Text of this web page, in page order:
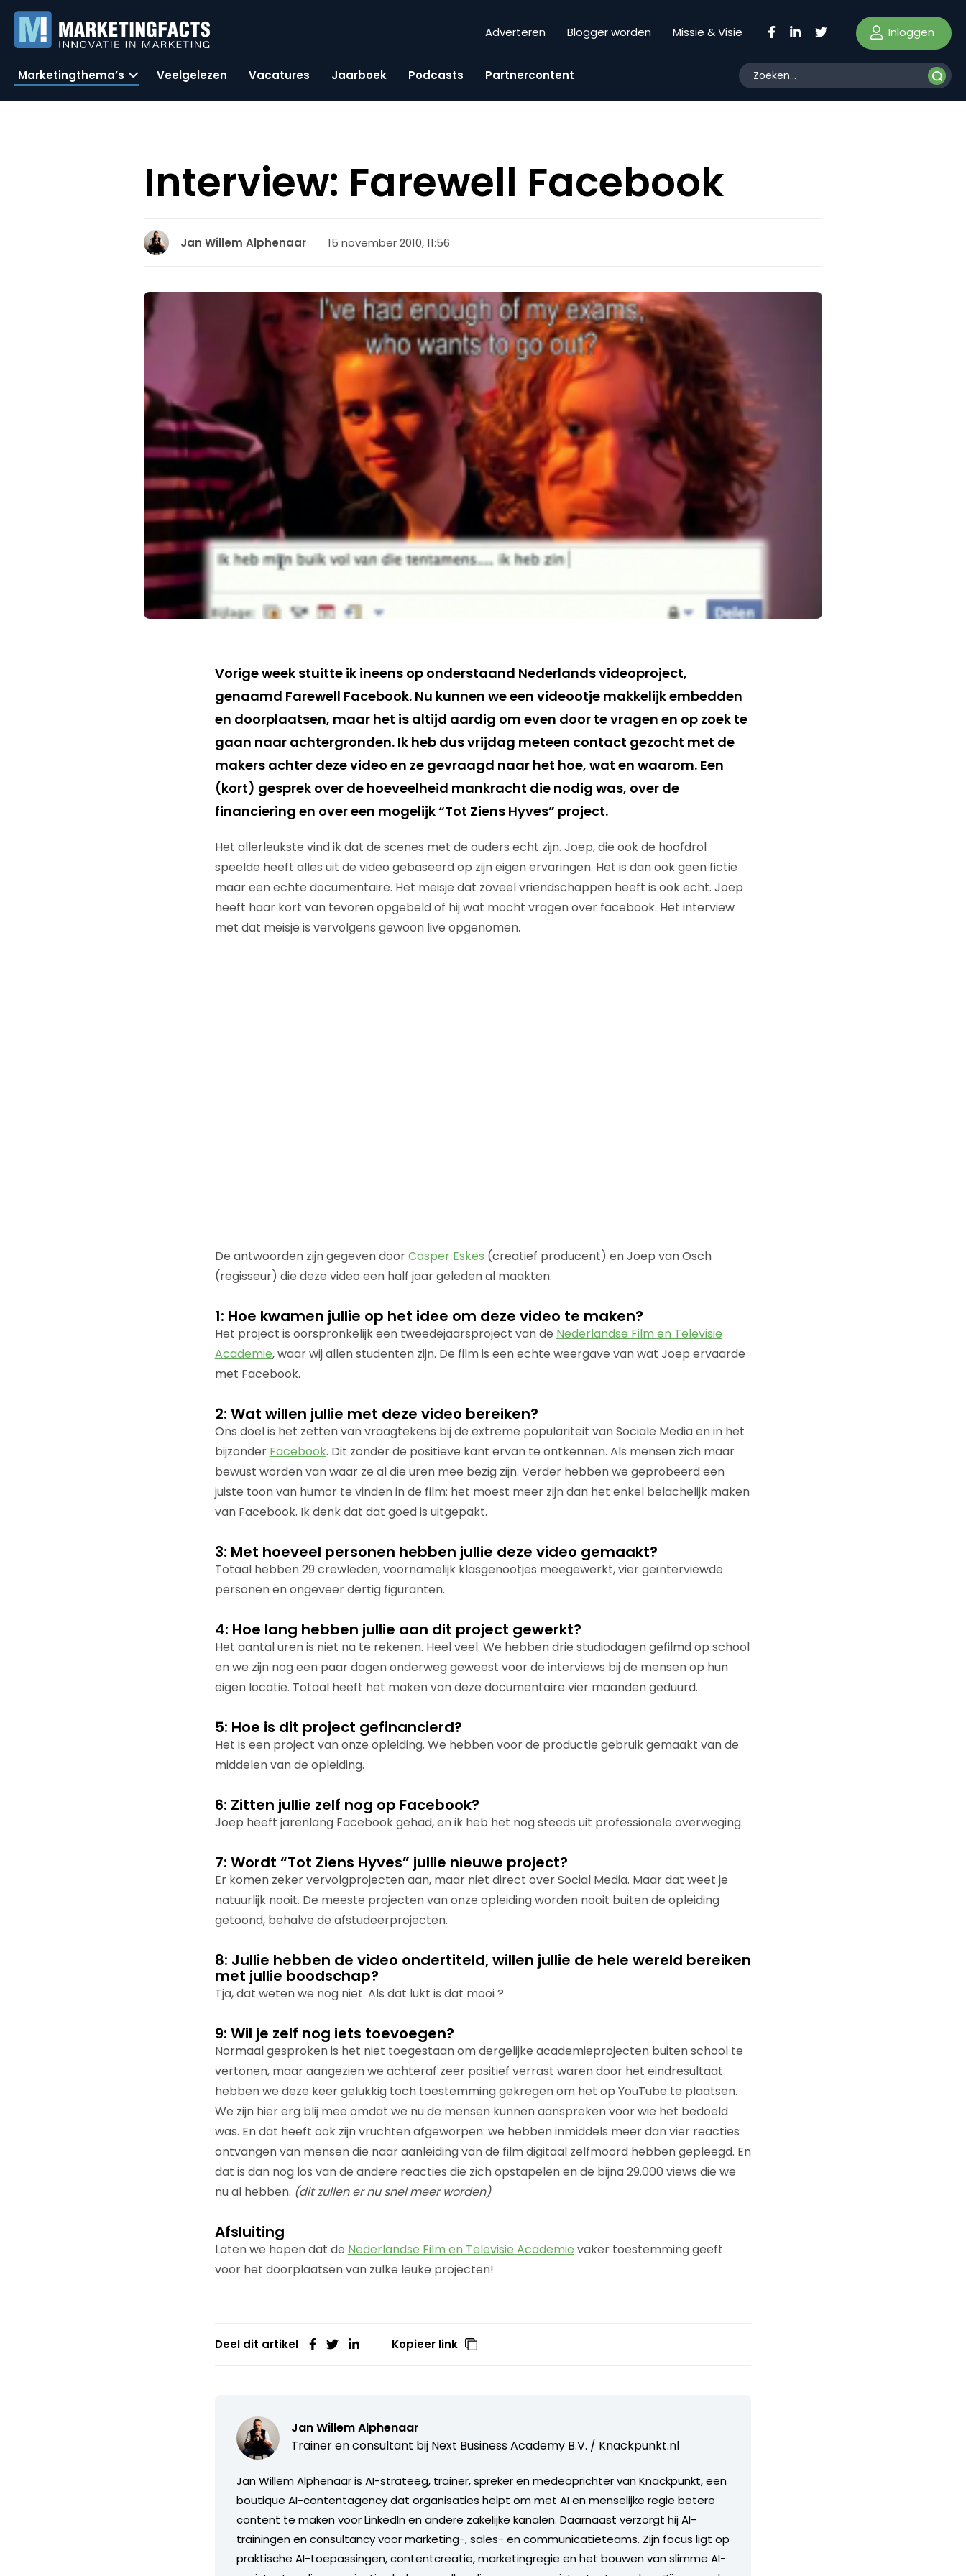
Adverteren Blogger worden Missie & Visie Inloggen
Marketingthema’s Veelgelezen Vacatures Jaarboek Podcasts Partnercontent
Interview: Farewell Facebook
Jan Willem Alphenaar 15 november 2010, 11:56
Vorige week stuitte ik ineens op onderstaand Nederlands videoproject,
genaamd Farewell Facebook. Nu kunnen we een videootje makkelijk embedden
en doorplaatsen, maar het is altijd aardig om even door te vragen en op zoek te
gaan naar achtergronden. Ik heb dus vrijdag meteen contact gezocht met de
makers achter deze video en ze gevraagd naar het hoe, wat en waarom. Een
(kort) gesprek over de hoeveelheid mankracht die nodig was, over de
financiering en over een mogelijk “Tot Ziens Hyves” project.
Het allerleukste vind ik dat de scenes met de ouders echt zijn. Joep, die ook de hoofdrol
speelde heeft alles uit de video gebaseerd op zijn eigen ervaringen. Het is dan ook geen fictie
maar een echte documentaire. Het meisje dat zoveel vriendschappen heeft is ook echt. Joep
heeft haar kort van tevoren opgebeld of hij wat mocht vragen over facebook. Het interview
met dat meisje is vervolgens gewoon live opgenomen.
De antwoorden zijn gegeven doorCasper Eskes (creatief producent) en Joep van Osch
(regisseur) die deze video een half jaar geleden al maakten.
1: Hoe kwamen jullie op het idee om deze video te maken?
Het project is oorspronkelijk een tweedejaarsproject van de Nederlandse Film en Televisie
Academie, waar wij allen studenten zijn. De film is een echte weergave van wat Joep ervaarde
met Facebook.
2: Wat willen jullie met deze video bereiken?
Ons doel is het zetten van vraagtekens bij de extreme populariteit van Sociale Media en in het
bijzonder Facebook. Dit zonder de positieve kant ervan te ontkennen. Als mensen zich maar
bewust worden van waar ze al die uren mee bezig zijn. Verder hebben we geprobeerd een
juiste toon van humor te vinden in de film: het moest meer zijn dan het enkel belachelijk maken
van Facebook. Ik denk dat dat goed is uitgepakt.
3: Met hoeveel personen hebben jullie deze video gemaakt?
Totaal hebben 29 crewleden, voornamelijk klasgenootjes meegewerkt, vier geïnterviewde
personen en ongeveer dertig figuranten.
4: Hoe lang hebben jullie aan dit project gewerkt?
Het aantal uren is niet na te rekenen. Heel veel. We hebben drie studiodagen gefilmd op school
en we zijn nog een paar dagen onderweg geweest voor de interviews bij de mensen op hun
eigen locatie. Totaal heeft het maken van deze documentaire vier maanden geduurd.
5: Hoe is dit project gefinancierd?
Het is een project van onze opleiding. We hebben voor de productie gebruik gemaakt van de
middelen van de opleiding.
6: Zitten jullie zelf nog op Facebook?
Joep heeft jarenlang Facebook gehad, en ik heb het nog steeds uit professionele overweging.
7: Wordt “Tot Ziens Hyves” jullie nieuwe project?
Er komen zeker vervolgprojecten aan, maar niet direct over Social Media. Maar dat weet je
natuurlijk nooit. De meeste projecten van onze opleiding worden nooit buiten de opleiding
getoond, behalve de afstudeerprojecten.
8: Jullie hebben de video ondertiteld, willen jullie de hele wereld bereiken
met jullie boodschap?
Tja, dat weten we nog niet. Als dat lukt is dat mooi ?
9: Wil je zelf nog iets toevoegen?
Normaal gesproken is het niet toegestaan om dergelijke academieprojecten buiten school te
vertonen, maar aangezien we achteraf zeer positief verrast waren door het eindresultaat
hebben we deze keer gelukkig toch toestemming gekregen om het op YouTube te plaatsen.
We zijn hier erg blij mee omdat we nu de mensen kunnen aanspreken voor wie het bedoeld
was. En dat heeft ook zijn vruchten afgeworpen: we hebben inmiddels meer dan vier reacties
ontvangen van mensen die naar aanleiding van de film digitaal zelfmoord hebben gepleegd. En
dat is dan nog los van de andere reacties die zich opstapelen en de bijna 29.000 views die we
nu al hebben. (dit zullen er nu snel meer worden)
Afsluiting
Laten we hopen dat de Nederlandse Film en Televisie Academie vaker toestemming geeft
voor het doorplaatsen van zulke leuke projecten!
Deel dit artikel Kopieer link
Jan Willem Alphenaar
Trainer en consultant bij Next Business Academy B.V. / Knackpunkt.nl
Jan Willem Alphenaar is AI-strateeg, trainer, spreker en medeoprichter van Knackpunkt, een
boutique AI-contentagency dat organisaties helpt om met AI en menselijke regie betere
content te maken voor LinkedIn en andere zakelijke kanalen. Daarnaast verzorgt hij AI-
trainingen en consultancy voor marketing-, sales- en communicatieteams. Zijn focus ligt op
praktische AI-toepassingen, contentcreatie, marketingregie en het bouwen van slimme AI-